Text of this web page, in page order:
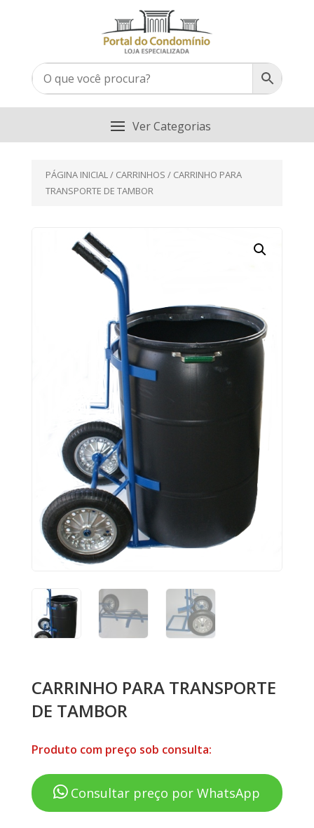
PÁGINA INICIAL / CARRINHOS / CARRINHO PARA
TRANSPORTE DE TAMBOR
CARRINHO PARA TRANSPORTE
DE TAMBOR
Produto com preço sob consulta:
Consultar preço por WhatsApp